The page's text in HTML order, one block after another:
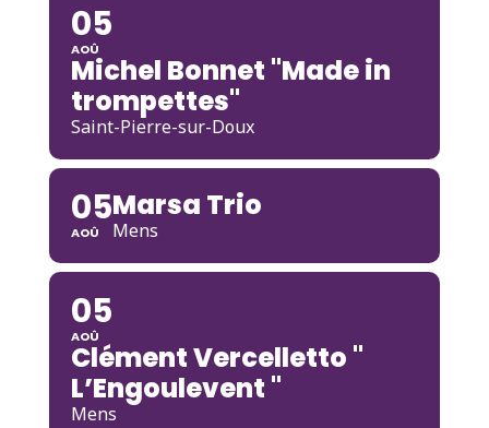
05
AOÛ
Michel Bonnet "Made in
trompettes"
Saint-Pierre-sur-Doux
05
AOÛ
Marsa Trio
Mens
05
AOÛ
Clément Vercelletto "
L’Engoulevent "
Mens